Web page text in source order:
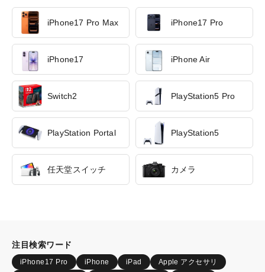
iPhone17 Pro Max iPhone17 Pro
iPhone17 iPhone Air
Switch2 PlayStation5 Pro
PlayStation Portal PlayStation5
任天堂スイッチ カメラ
注目検索ワード
iPhone17 Pro iPhone iPad
Apple アクセサリ